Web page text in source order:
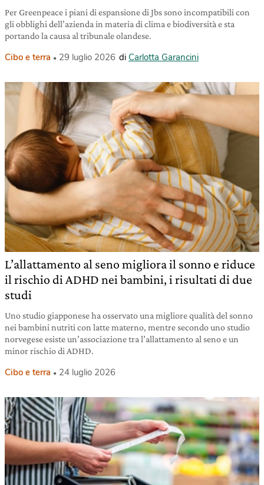
Per Greenpeace i piani di espansione di Jbs sono incompatibili con
gli obblighi dell’azienda in materia di clima e biodiversità e sta
portando la causa al tribunale olandese.
Cibo e terra 29 luglio 2026 di Carlotta Garancini
L’allattamento al seno migliora il sonno e riduce
il rischio di ADHD nei bambini, i risultati di due
studi
Uno studio giapponese ha osservato una migliore qualità del sonno
nei bambini nutriti con latte materno, mentre secondo uno studio
norvegese esiste un’associazione tra l’allattamento al seno e un
minor rischio di ADHD.
Cibo e terra 24 luglio 2026